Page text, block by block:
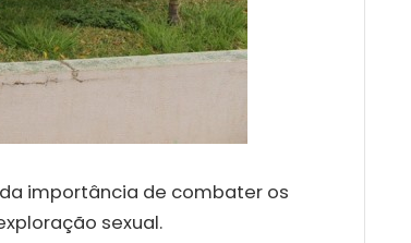
importância de combater os
sexual.